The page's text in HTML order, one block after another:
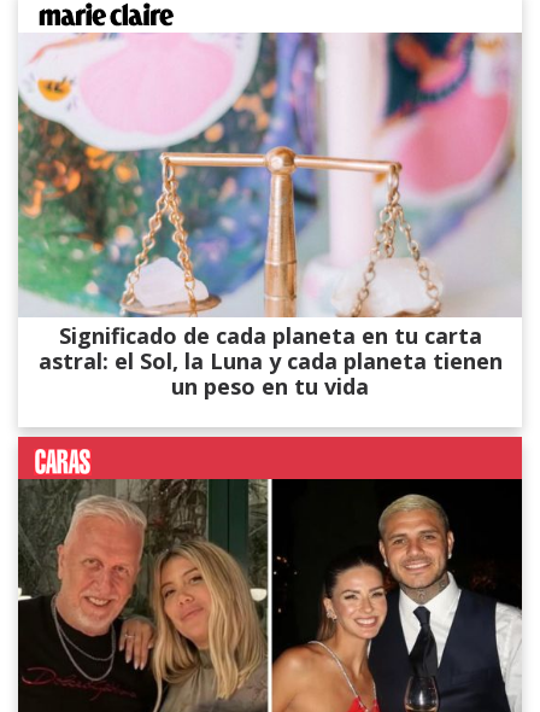
Significado de cada planeta en tu carta
astral: el Sol, la Luna y cada planeta tienen
un peso en tu vida